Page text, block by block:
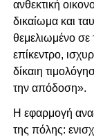
ανθεκτική
δικαίωμα και
θεμελιωμένο σε
επίκεντρο,
δίκαιη
την απόδοση».
Η εφαρμογή
της πόλης: